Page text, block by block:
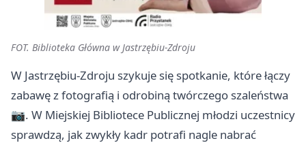
FOT. Biblioteka Główna w Jastrzębiu-Zdroju
W Jastrzębiu-Zdroju szykuje się spotkanie, które łączy
zabawę z fotografią i odrobiną twórczego szaleństwa
📷. W Miejskiej Bibliotece Publicznej młodzi uczestnicy
sprawdzą, jak zwykły kadr potrafi nagle nabrać